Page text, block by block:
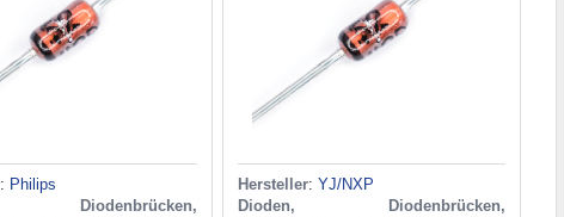
: Philips
Diodenbrücken,
Hersteller: YJ/NXP
Dioden, Diodenbrücken,